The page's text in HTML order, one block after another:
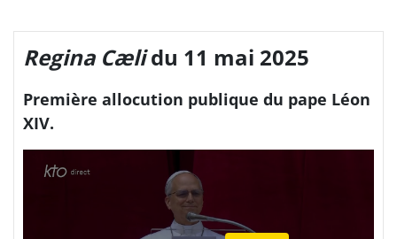
Regina Cælidu 11 mai 2025
Première allocution publique du pape Léon
XIV.